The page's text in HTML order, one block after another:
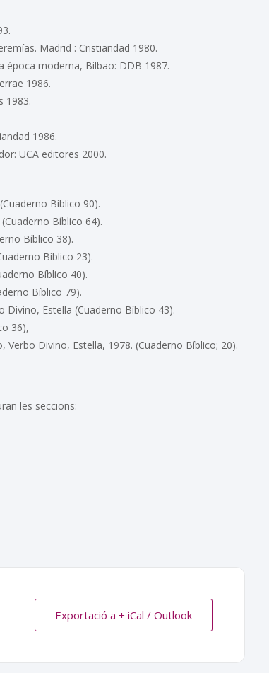
Madrid : Cristiandad 1980.
época moderna, Bilbao: DDB 1987.
1986.
1983.
1986.
UCA editores 2000.
Bíblico 90).
Bíblico 64).
Bíblico 38).
Bíblico 23).
Bíblico 40).
Bíblico 79).
Estella (Cuaderno Bíblico 43).
36),
Divino, Estella, 1978. (Cuaderno Bíblico; 20).
les seccions:
Exportació a + iCal / Outlook